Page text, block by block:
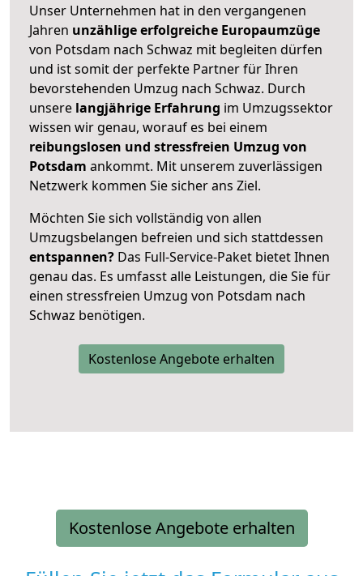
Unser Unternehmen hat in den vergangenen
Jahren unzählige erfolgreiche Europaumzüge
von Potsdam nach Schwaz mit begleiten dürfen
und ist somit der perfekte Partner für Ihren
bevorstehenden Umzug nach Schwaz. Durch
unsere langjährige Erfahrung im Umzugssektor
wissen wir genau, worauf es bei einem
reibungslosen und stressfreien Umzug von
Potsdam ankommt. Mit unserem zuverlässigen
Netzwerk kommen Sie sicher ans Ziel.
Möchten Sie sich vollständig von allen
Umzugsbelangen befreien und sich stattdessen
entspannen? Das Full-Service-Paket bietet Ihnen
genau das. Es umfasst alle Leistungen, die Sie für
einen stressfreien Umzug von Potsdam nach
Schwaz benötigen.
Kostenlose Angebote erhalten
Kostenlose Angebote erhalten